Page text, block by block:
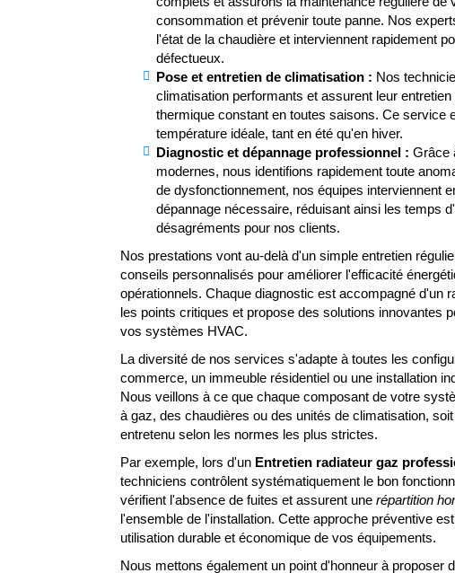
consommation et prévenir toute panne. Nos
l'état de la chaudière et interviennent rapidement
défectueux.
Pose et entretien de climatisation : Nos
climatisation performants et assurent leur
thermique constant en toutes saisons. Ce service
température idéale, tant en été qu'en hiver.
Diagnostic et dépannage professionnel : Grâce
modernes, nous identifions rapidement toute
de dysfonctionnement, nos équipes interviennent
dépannage nécessaire, réduisant ainsi les temps
désagréments pour nos clients.
Nos prestations vont au-delà d'un simple entretien
conseils personnalisés pour améliorer l'efficacité
opérationnels. Chaque diagnostic est accompagné d'un
les points critiques et propose des solutions innovantes
vos systèmes HVAC.
La diversité de nos services s'adapte à toutes les
commerce, un immeuble résidentiel ou une installation
Nous veillons à ce que chaque composant de votre
à gaz, des chaudières ou des unités de climatisation,
entretenu selon les normes les plus strictes.
Par exemple, lors d'un Entretien radiateur gaz
techniciens contrôlent systématiquement le bon
vérifient l'absence de fuites et assurent unerépartition
l'ensemble de l'installation. Cette approche préventive
utilisation durable et économique de vos équipements.
Nous mettons également un point d'honneur à proposer